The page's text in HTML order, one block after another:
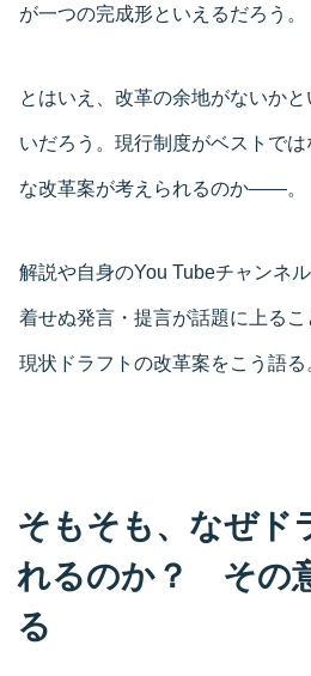
が一つの完成形といえるだろう。
とはいえ、改革の余地がないか
いだろう。現行制度がベストで
な改革案が考えられるのか――。
解説や自身のYou Tubeチャンネ
着せぬ発言・提言が話題に上るこ
現状ドラフトの改革案をこう語る
そもそも、なぜド
れるのか？ その
る